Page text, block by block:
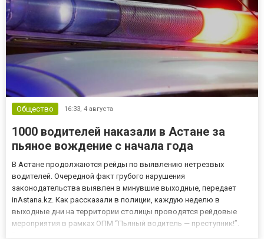
Общество 16:33, 4 августа
1000 водителей наказали в Астане за
пьяное вождение с начала года
В Астане продолжаются рейды по выявлению нетрезвых
водителей. Очередной факт грубого нарушения
законодательства выявлен в минувшие выходные, передает
inAstana.kz. Как рассказали в полиции, каждую неделю в
выходные дни на территории столицы проводятся рейдовые
мероприятия в рамках ОПМ “Пьяный водитель — преступник!”.